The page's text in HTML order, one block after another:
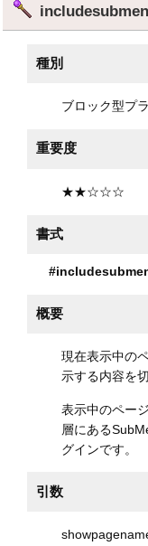
種別
ブロック型プ
重要度
★★☆☆☆
書式
概要
現在表示中の
示する内容を
表示中のペー
層にある
グインです。
引数